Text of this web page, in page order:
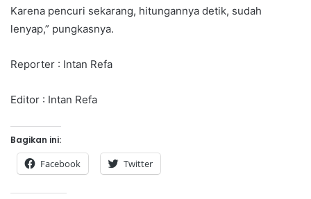
Karena pencuri sekarang, hitungannya detik, sudah
lenyap,” pungkasnya.
Reporter : Intan Refa
Editor : Intan Refa
Bagikan ini:
Facebook Twitter